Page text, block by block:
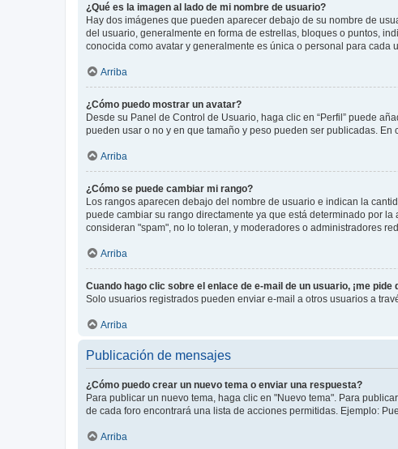
¿Qué es la imagen al lado de mi nombre de usuario?
Hay dos imágenes que pueden aparecer debajo de su nombre de
del usuario, generalmente en forma de estrellas, bloques o puntos,
conocida como avatar y generalmente es única o personal para cada
Arriba
¿Cómo puedo mostrar un avatar?
Desde su Panel de Control de Usuario, haga clic en “Perfil” puede
pueden usar o no y en que tamaño y peso pueden ser publicadas.
Arriba
¿Cómo se puede cambiar mi rango?
Los rangos aparecen debajo del nombre de usuario e indican la
puede cambiar su rango directamente ya que está determinado por
consideran "spam", no lo toleran, y moderadores o administradores
Arriba
Cuando hago clic sobre el enlace de e-mail de un usuario, ¡me pide
Solo usuarios registrados pueden enviar e-mail a otros usuarios a
Arriba
Publicación de mensajes
¿Cómo puedo crear un nuevo tema o enviar una respuesta?
Para publicar un nuevo tema, haga clic en "Nuevo tema". Para
de cada foro encontrará una lista de acciones permitidas. Ejemplo:
Arriba